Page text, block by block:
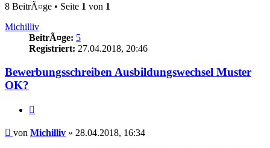
8 BeitrÃ¤ge • Seite 1 von 1
Michilliv
BeitrÃ¤ge: 5
Registriert: 27.04.2018, 20:46
Bewerbungsschreiben Ausbildungswechsel Muster
OK?
Beitrag
von Michilliv » 28.04.2018, 16:34